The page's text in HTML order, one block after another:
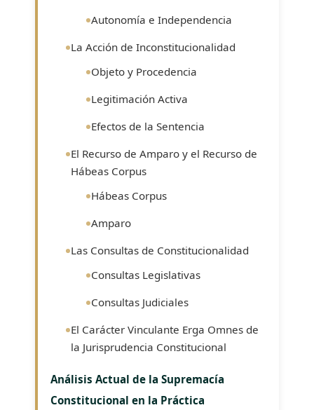
Autonomía e Independencia
La Acción de Inconstitucionalidad
Objeto y Procedencia
Legitimación Activa
Efectos de la Sentencia
El Recurso de Amparo y el Recurso de
Hábeas Corpus
Hábeas Corpus
Amparo
Las Consultas de Constitucionalidad
Consultas Legislativas
Consultas Judiciales
El Carácter Vinculante Erga Omnes de
la Jurisprudencia Constitucional
Análisis Actual de la Supremacía
Constitucional en la Práctica